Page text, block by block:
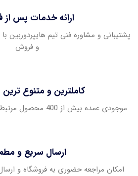
ارائه خدمات پس
و فروش
کاملترین و متنوع
موجودی عمده بیش از 400 محصول مرتبط با سیستم های حفاظتی
ارسال سریع و
امکان مراجعه حضوری به فروشگاه و